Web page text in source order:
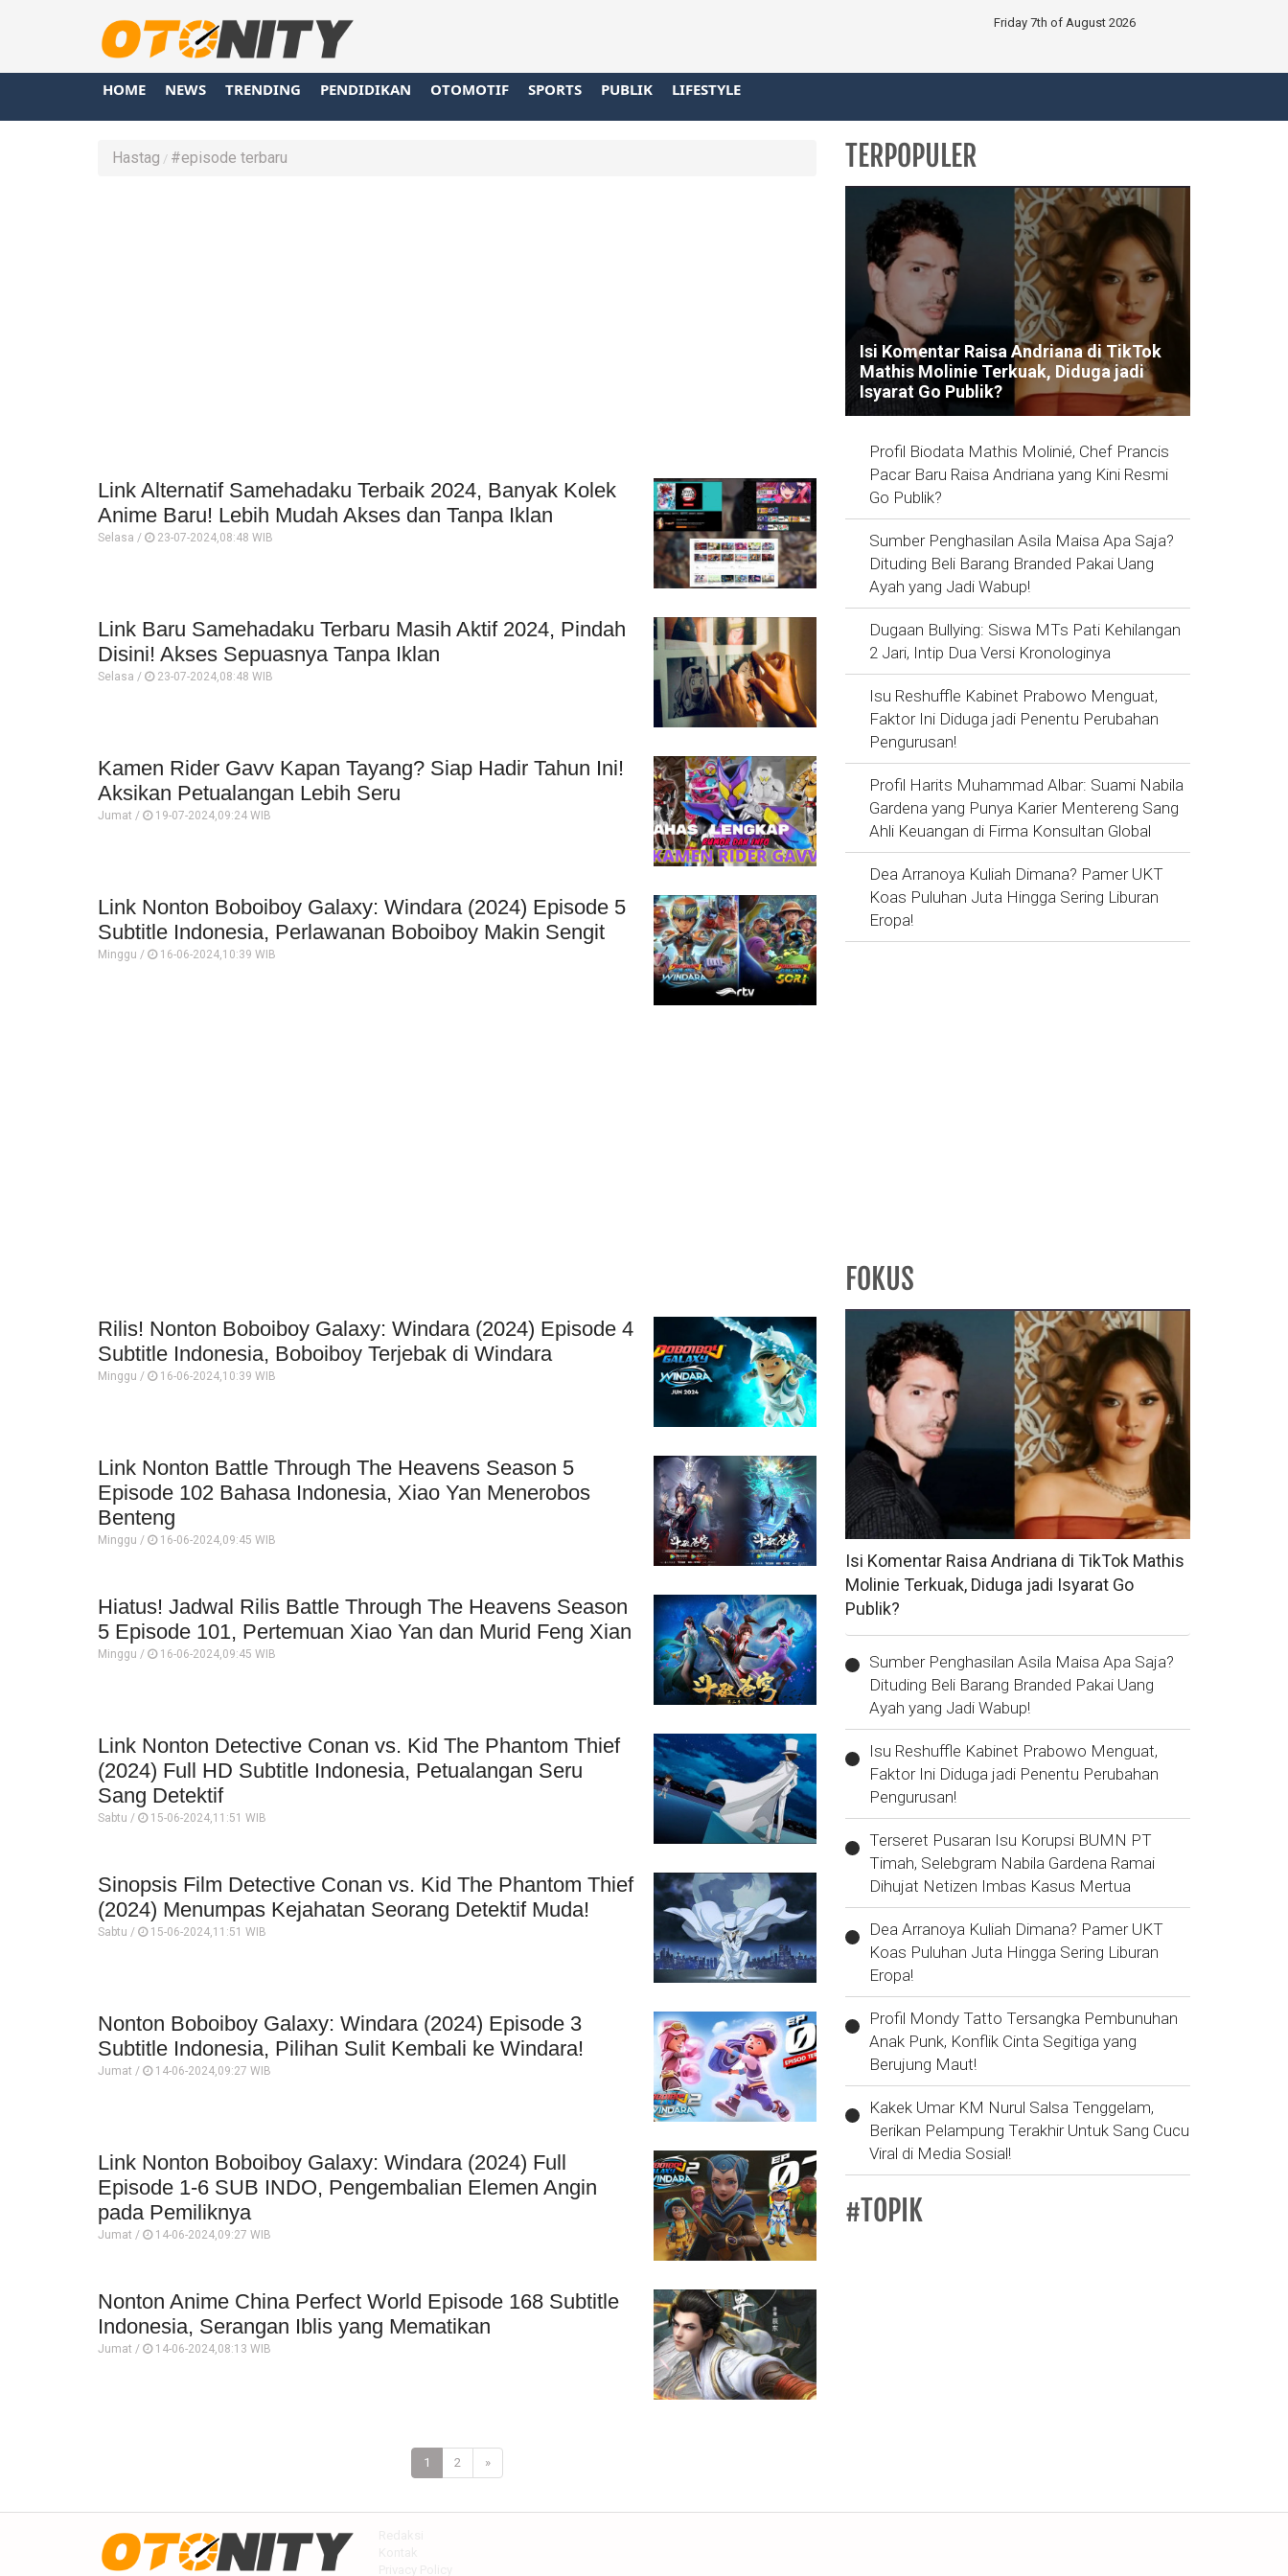
Friday 7th of August 2026
HOME NEWS TRENDING PENDIDIKAN OTOMOTIF SPORTS PUBLIK LIFESTYLE
Hastag #episode terbaru
Link Alternatif Samehadaku Terbaik 2024, Banyak Kolek
Anime Baru! Lebih Mudah Akses dan Tanpa Iklan
Selasa / 23-07-2024,08:48 WIB
Link Baru Samehadaku Terbaru Masih Aktif 2024, Pindah
Disini! Akses Sepuasnya Tanpa Iklan
Selasa / 23-07-2024,08:48 WIB
Kamen Rider Gavv Kapan Tayang? Siap Hadir Tahun Ini!
Aksikan Petualangan Lebih Seru
Jumat / 19-07-2024,09:24 WIB
Link Nonton Boboiboy Galaxy: Windara (2024) Episode 5
Subtitle Indonesia, Perlawanan Boboiboy Makin Sengit
Minggu / 16-06-2024,10:39 WIB
Rilis! Nonton Boboiboy Galaxy: Windara (2024) Episode 4
Subtitle Indonesia, Boboiboy Terjebak di Windara
Minggu / 16-06-2024,10:39 WIB
Link Nonton Battle Through The Heavens Season 5
Episode 102 Bahasa Indonesia, Xiao Yan Menerobos
Benteng
Minggu / 16-06-2024,09:45 WIB
Hiatus! Jadwal Rilis Battle Through The Heavens Season
5 Episode 101, Pertemuan Xiao Yan dan Murid Feng Xian
Minggu / 16-06-2024,09:45 WIB
Link Nonton Detective Conan vs. Kid The Phantom Thief
(2024) Full HD Subtitle Indonesia, Petualangan Seru
Sang Detektif
Sabtu / 15-06-2024,11:51 WIB
Sinopsis Film Detective Conan vs. Kid The Phantom Thief
(2024) Menumpas Kejahatan Seorang Detektif Muda!
Sabtu / 15-06-2024,11:51 WIB
Nonton Boboiboy Galaxy: Windara (2024) Episode 3
Subtitle Indonesia, Pilihan Sulit Kembali ke Windara!
Jumat / 14-06-2024,09:27 WIB
Link Nonton Boboiboy Galaxy: Windara (2024) Full
Episode 1-6 SUB INDO, Pengembalian Elemen Angin
pada Pemiliknya
Jumat / 14-06-2024,09:27 WIB
Nonton Anime China Perfect World Episode 168 Subtitle
Indonesia, Serangan Iblis yang Mematikan
Jumat / 14-06-2024,08:13 WIB
1 2 »
TERPOPULER
Isi Komentar Raisa Andriana di TikTok
Mathis Molinie Terkuak, Diduga jadi
Isyarat Go Publik?
Profil Biodata Mathis Molinié, Chef Prancis
Pacar Baru Raisa Andriana yang Kini Resmi
Go Publik?
Sumber Penghasilan Asila Maisa Apa Saja?
Dituding Beli Barang Branded Pakai Uang
Ayah yang Jadi Wabup!
Dugaan Bullying: Siswa MTs Pati Kehilangan
2 Jari, Intip Dua Versi Kronologinya
Isu Reshuffle Kabinet Prabowo Menguat,
Faktor Ini Diduga jadi Penentu Perubahan
Pengurusan!
Profil Harits Muhammad Albar: Suami Nabila
Gardena yang Punya Karier Mentereng Sang
Ahli Keuangan di Firma Konsultan Global
Dea Arranoya Kuliah Dimana? Pamer UKT
Koas Puluhan Juta Hingga Sering Liburan
Eropa!
FOKUS
Isi Komentar Raisa Andriana di TikTok Mathis
Molinie Terkuak, Diduga jadi Isyarat Go
Publik?
Sumber Penghasilan Asila Maisa Apa Saja?
Dituding Beli Barang Branded Pakai Uang
Ayah yang Jadi Wabup!
Isu Reshuffle Kabinet Prabowo Menguat,
Faktor Ini Diduga jadi Penentu Perubahan
Pengurusan!
Terseret Pusaran Isu Korupsi BUMN PT
Timah, Selebgram Nabila Gardena Ramai
Dihujat Netizen Imbas Kasus Mertua
Dea Arranoya Kuliah Dimana? Pamer UKT
Koas Puluhan Juta Hingga Sering Liburan
Eropa!
Profil Mondy Tatto Tersangka Pembunuhan
Anak Punk, Konflik Cinta Segitiga yang
Berujung Maut!
Kakek Umar KM Nurul Salsa Tenggelam,
Berikan Pelampung Terakhir Untuk Sang Cucu
Viral di Media Sosial!
#TOPIK